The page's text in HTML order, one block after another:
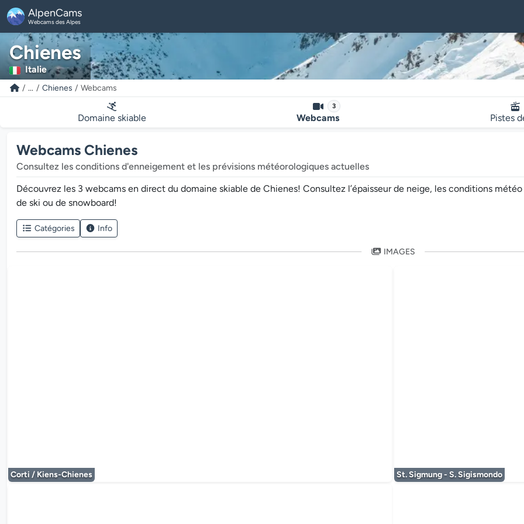
AlpenCams
Webcams des Alpes
Chienes
Italie
... Chienes Webcams
Domaine skiable
3
Webcams Pistes
Webcams Chienes
Consultez les conditions d'enneigement et les prévisions météorologiques actuelles
Découvrez les 3 webcams en direct du domaine skiable de Chienes! Consultez l’épaisseur de neige, les conditions
de ski ou de snowboard!
Catégories Info
IMAGES
Corti / Kiens-Chienes St. Sigmung - S. Sigismondo